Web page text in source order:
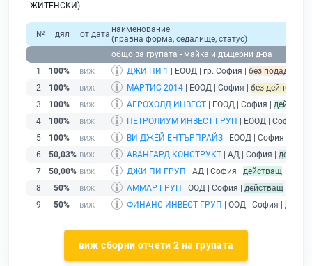
- ЖИТЕНСКИ)
№ дял от дата наименование
(правна форма, седалище, статус)
общо за групата - майка и дъщерни д-ва
1
100% ДЖИ ПИ 1 | ЕООД | гр. София | без подаден
2
100% МАРТИС 2014 | ЕООД | София | без дейност -
3
100% АГРОХОЛД ИНВЕСТ | ЕООД | София | действащ
4
100% ПЕТРОЛИУМ ИНВЕСТ ГРУП | ЕООД | София |
5
100% ВИ ДЖЕЙ ЕНТЪРПРАЙЗ | ЕООД | София |
6
50,03% АВАНГАРД КОНСТРУКТ | АД | София |
7
50,00% ДЖИ ПИ ГРУП | АД | София | действащ
8
50% АММАР ГРУП | ООД | София | действащ
9
50% ФИНАНС ИНВЕСТ ГРУП | ООД | София |
виж сборни отчети 2 на групата